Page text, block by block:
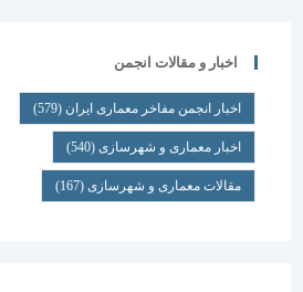
اخبار و مقالات انجمن
اخبار انجمن مفاخر معماری ایران (579)
اخبار معماری و شهرسازی(540)
مقالات معماری و شهرسازی(167)